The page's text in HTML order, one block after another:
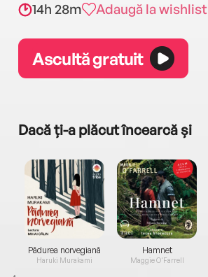
14h 28m Adaugă la wishlist
Ascultă gratuit
Dacă ți-a plăcut încearcă și
Pădurea norvegiană
Haruki Murakami
Hamnet
Maggie O'Farrell